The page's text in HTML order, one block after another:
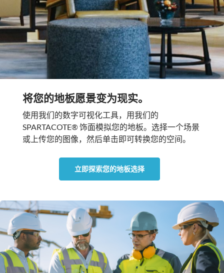
将您的地板愿景变为现实。
使用我们的数字可视化工具，用我们的
SPARTACOTE® 饰面模拟您的地板。选择一个场景
或上传您的图像，然后单击即可转换您的空间。
立即探索您的地板选择